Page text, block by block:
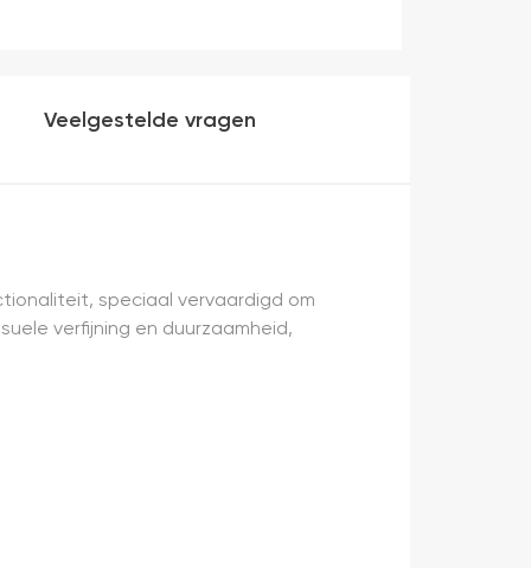
Veelgestelde vragen
speciaal vervaardigd om
verfijning en duurzaamheid,